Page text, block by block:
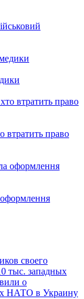
втратить право
своего
тыс. западных
о
НАТО в Украину